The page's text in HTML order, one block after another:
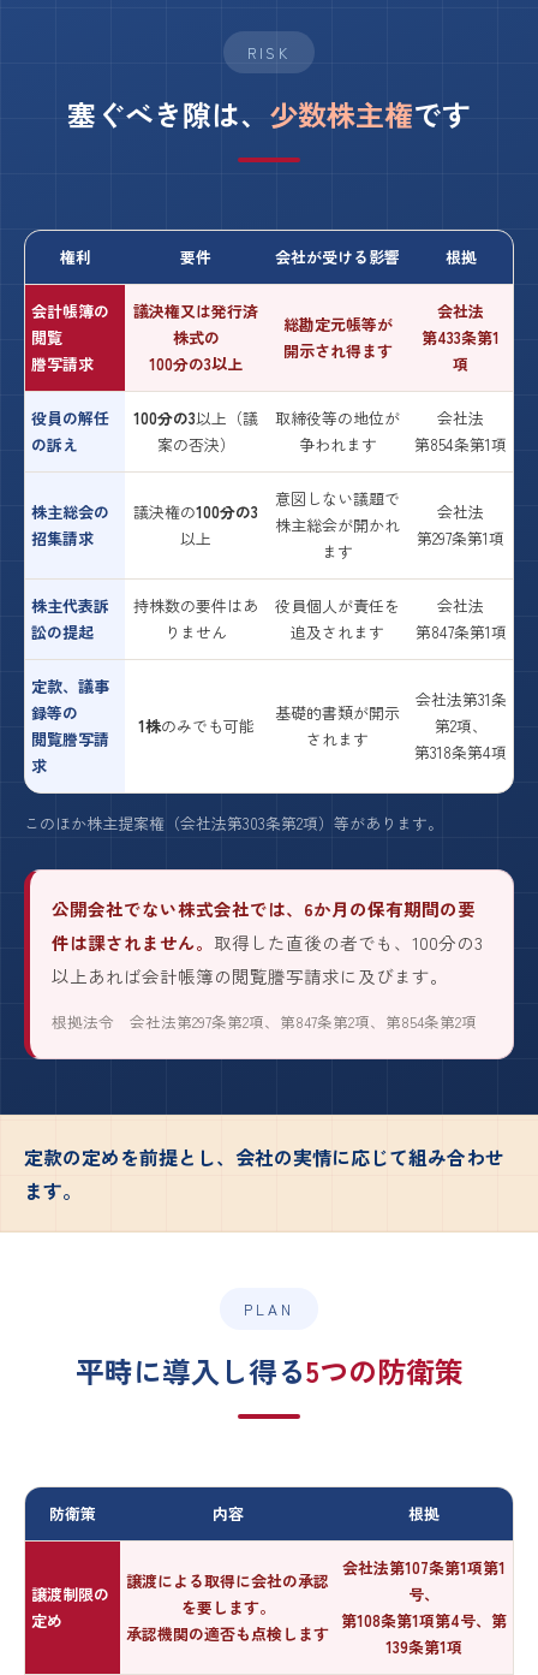
RISK
塞ぐべき隙は、 少数株主権です
権利 要件 会社が受ける影響 根拠
会計帳簿の
閲覧
謄写請求
議決権又は発行済
株式の
100分の3以上
総勘定元帳等が
開示され得ます
会社法
第433条第1
項
役員の解任
の訴え
100分の3以上（議
案の否決）
取締役等の地位が
争われます
会社法
第854条第1項
株主総会の
招集請求
議決権の100分の3
以上
意図しない議題で
株主総会が開かれ
ます
会社法
第297条第1項
株主代表訴
訟の提起
持株数の要件はあ
りません
役員個人が責任を
追及されます
会社法
第847条第1項
定款、議事
録等の
閲覧謄写請
求
1株のみでも可能
基礎的書類が開示
されます
会社法第31条
第2項、
第318条第4項
このほか株主提案権（会社法第303条第2項）等があります。
公開会社でない株式会社では、6か月の保有期間の要
件は課されません。 取得した直後の者でも、100分の3
以上あれば会計帳簿の閲覧謄写請求に及びます。
根拠法令 会社法第297条第2項、第847条第2項、第854条第2項
定款の定めを前提とし、会社の実情に応じて組み合わせ
ます。
PLAN
平時に導入し得る5つの防衛策
防衛策 内容 根拠
譲渡制限の
定め
譲渡による取得に会社の承認
を要します。
承認機関の適否も点検します
会社法第107条第1項第1
号、
第108条第1項第4号、第
139条第1項